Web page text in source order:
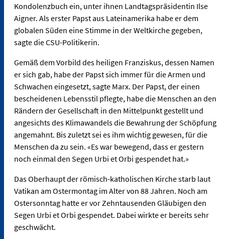
Kondolenzbuch ein, unter ihnen Landtagspräsidentin Ilse
Aigner. Als erster Papst aus Lateinamerika habe er dem
globalen Süden eine Stimme in der Weltkirche gegeben,
sagte die CSU-Politikerin.
Gemäß dem Vorbild des heiligen Franziskus, dessen Namen
er sich gab, habe der Papst sich immer für die Armen und
Schwachen eingesetzt, sagte Marx. Der Papst, der einen
bescheidenen Lebensstil pflegte, habe die Menschen an den
Rändern der Gesellschaft in den Mittelpunkt gestellt und
angesichts des Klimawandels die Bewahrung der Schöpfung
angemahnt. Bis zuletzt sei es ihm wichtig gewesen, für die
Menschen da zu sein. «Es war bewegend, dass er gestern
noch einmal den Segen Urbi et Orbi gespendet hat.»
Das Oberhaupt der römisch-katholischen Kirche starb laut
Vatikan am Ostermontag im Alter von 88 Jahren. Noch am
Ostersonntag hatte er vor Zehntausenden Gläubigen den
Segen Urbi et Orbi gespendet. Dabei wirkte er bereits sehr
geschwächt.